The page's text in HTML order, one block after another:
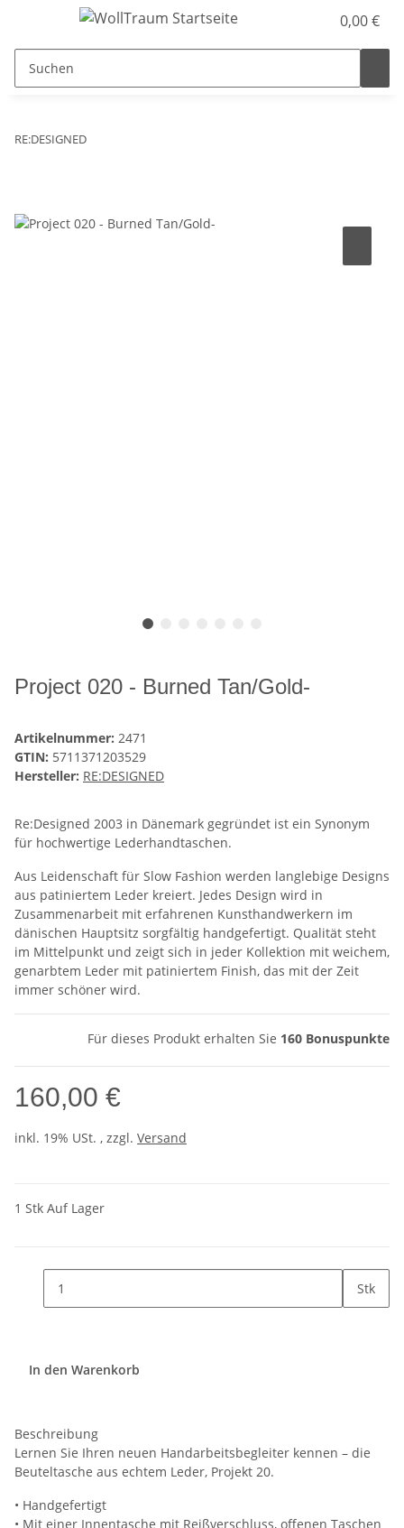
0,00 €
RE:DESIGNED
Project 020 - Burned Tan/Gold-
Artikelnummer: 2471
GTIN: 5711371203529
Hersteller: RE:DESIGNED
Re:Designed 2003 in Dänemark gegründet ist ein Synonym
für hochwertige Lederhandtaschen.
Aus Leidenschaft für Slow Fashion werden langlebige Designs
aus patiniertem Leder kreiert. Jedes Design wird in
Zusammenarbeit mit erfahrenen Kunsthandwerkern im
dänischen Hauptsitz sorgfältig handgefertigt. Qualität steht
im Mittelpunkt und zeigt sich in jeder Kollektion mit weichem,
genarbtem Leder mit patiniertem Finish, das mit der Zeit
immer schöner wird.
Für dieses Produkt erhalten Sie 160 Bonuspunkte
160,00 €
inkl. 19% USt. , zzgl. Versand
1 Stk Auf Lager
Stk
In den Warenkorb
Beschreibung
Lernen Sie Ihren neuen Handarbeitsbegleiter kennen – die
Beuteltasche aus echtem Leder, Projekt 20.
• Handgefertigt
• Mit einer Innentasche mit Reißverschluss, offenen Taschen